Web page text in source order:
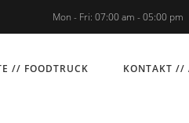
Mon - Fri: 07:00 am - 05:00 pm
// FOODTRUCK KONTAKT //